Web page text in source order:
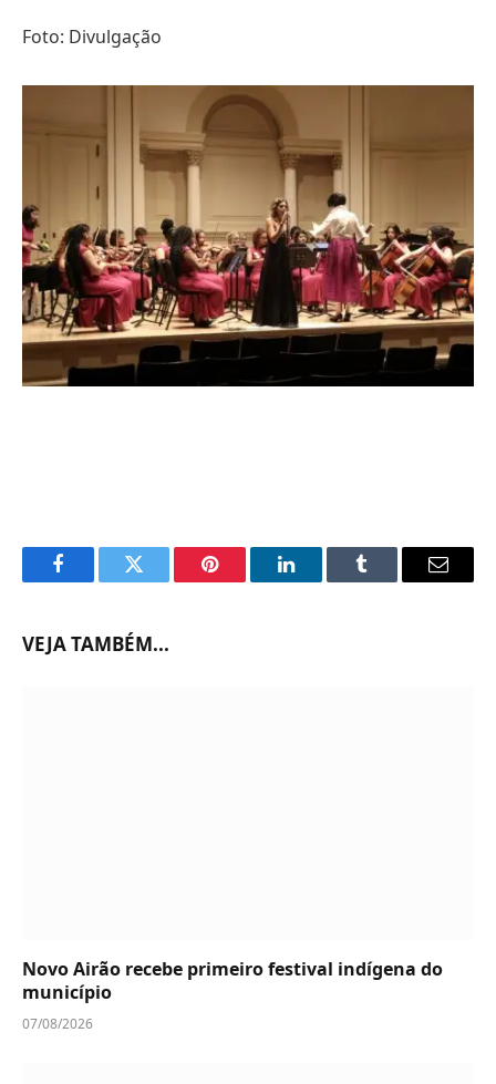
Foto: Divulgação
FacebookTwitter Pinterest LinkedInTumblr Email
VEJA TAMBÉM...
Novo Airão recebe primeiro festival indígena do
município
07/08/2026